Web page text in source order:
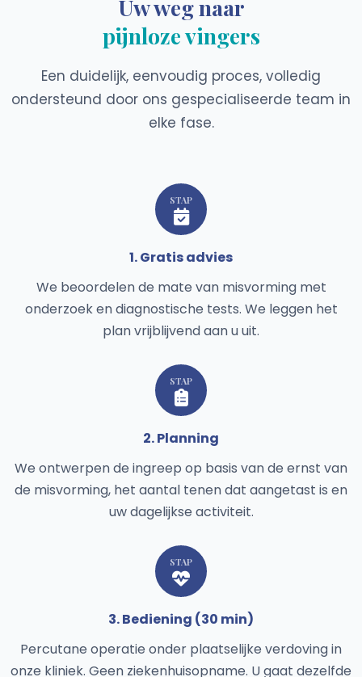
Uw weg naar
pijnloze vingers
Een duidelijk, eenvoudig proces, volledig
ondersteund door ons gespecialiseerde team in
elke fase.
STAP
1. Gratis advies
We beoordelen de mate van misvorming met
onderzoek en diagnostische tests. We leggen het
plan vrijblijvend aan u uit.
STAP
2. Planning
We ontwerpen de ingreep op basis van de ernst van
de misvorming, het aantal tenen dat aangetast is en
uw dagelijkse activiteit.
STAP
3. Bediening (30 min)
Percutane operatie onder plaatselijke verdoving in
onze kliniek. Geen ziekenhuisopname. U gaat dezelfde